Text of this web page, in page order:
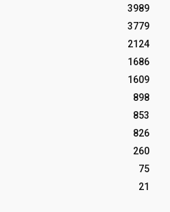
3989
3779
2124
1686
1609
898
853
826
260
75
21